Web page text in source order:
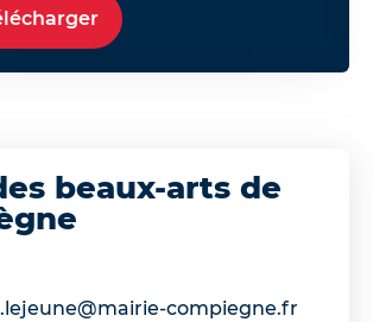
beaux-arts de
compiegne.fr